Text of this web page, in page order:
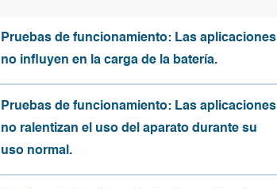
Pruebas de funcionamiento: Las aplicaciones
no influyen en la carga de la batería.
Pruebas de funcionamiento: Las aplicaciones
no ralentizan el uso del aparato durante su
uso normal.